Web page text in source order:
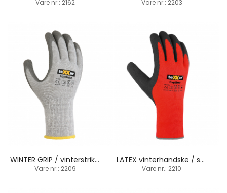
Vare nr.: 2162 Vare nr.: 2203
WINTER GRIP / vinterstrikhandske / strikbund
Vare nr.: 2209
LATEX vinterhandske / sandbelægning / strikbund
Vare nr.: 2210